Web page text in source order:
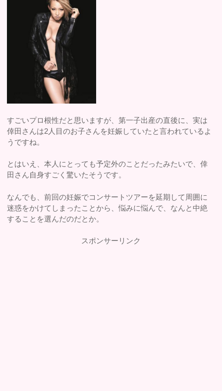
すごいプロ根性だと思いますが、第一子出産の直後に、実は
倖田さんは2人目のお子さんを妊娠していたと言われているよ
うですね。
とはいえ、本人にとっても予定外のことだったみたいで、倖
田さん自身すごく驚いたそうです。
なんでも、前回の妊娠でコンサートツアーを延期して周囲に
迷惑をかけてしまったことから、悩みに悩んで、なんと中絶
することを選んだのだとか。
スポンサーリンク